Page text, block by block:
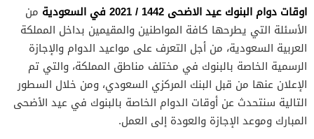
اوقات دوام البنوك عيد الاضحى 1442 / 2021 في السعودية
من
الأسئلة التي يطرحها كافة المواطنين والمقيمين بداخل المملكة
العربية السعودية، من أجل التعرف على مواعيد الدوام والإجازة
الرسمية الخاصة بالبنوك في مختلف مناطق المملكة، والتي تم
الإعلان عنها من قبل البنك المركزي السعودي، ومن خلال السطور
التالية سنتحدث عن أوقات الدوام الخاصة بالبنوك في عيد الأضحى
المبارك وموعد الإجازة والعودة إلى العمل.